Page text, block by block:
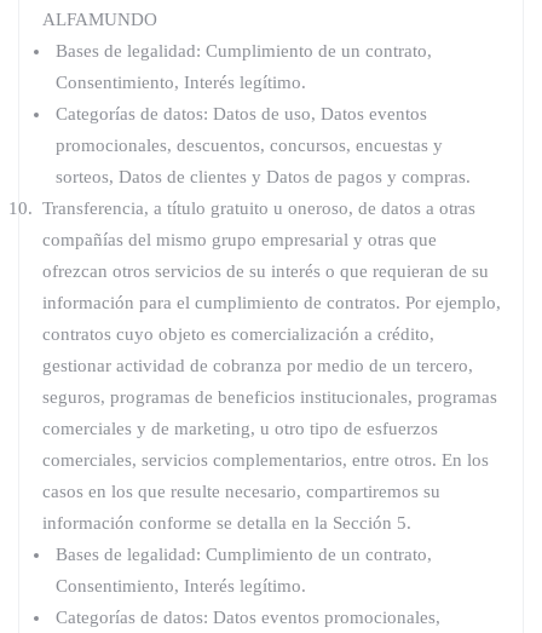
ALFAMUNDO
Bases de legalidad: Cumplimiento de un contrato,
Consentimiento, Interés legítimo.
Categorías de datos: Datos de uso, Datos eventos
promocionales, descuentos, concursos, encuestas y
sorteos, Datos de clientes y Datos de pagos y compras.
Transferencia, a título gratuito u oneroso, de datos a otras
compañías del mismo grupo empresarial y otras que
ofrezcan otros servicios de su interés o que requieran de su
información para el cumplimiento de contratos. Por ejemplo,
contratos cuyo objeto es comercialización a crédito,
gestionar actividad de cobranza por medio de un tercero,
seguros, programas de beneficios institucionales, programas
comerciales y de marketing, u otro tipo de esfuerzos
comerciales, servicios complementarios, entre otros. En los
casos en los que resulte necesario, compartiremos su
información conforme se detalla en la Sección 5.
Bases de legalidad: Cumplimiento de un contrato,
Consentimiento, Interés legítimo.
Categorías de datos: Datos eventos promocionales,